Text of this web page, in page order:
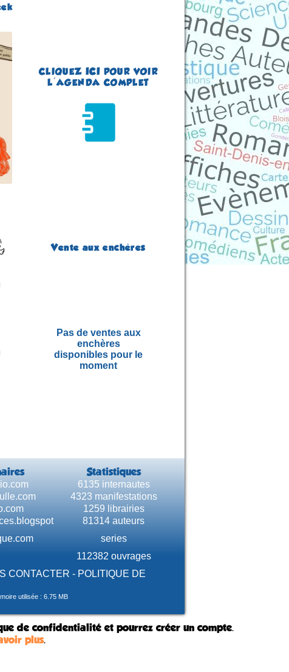
CLIQUEZ ICI POUR VOIR
L'AGENDA COMPLET
Vente aux enchères
Pas de ventes aux
enchères
disponibles pour le
moment
Statistiques
6135 internautes
4323 manifestations
1259 librairies
81314 auteurs
series
112382 ouvrages
CONTACTER - POLITIQUE DE
utilisée : 6.75 MB
de confidentialité et pourrez créer un compte.
plus.